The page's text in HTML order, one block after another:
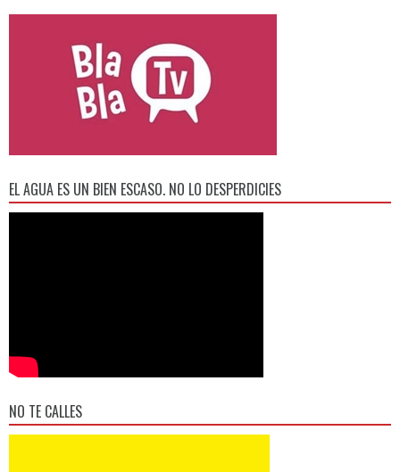
EL AGUA ES UN BIEN ESCASO. NO LO DESPERDICIES
NO TE CALLES